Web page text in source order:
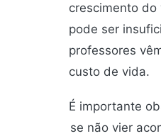
crescimento do
pode ser
professores
custo de vida.
É importante
se não vier